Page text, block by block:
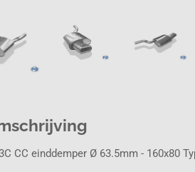
CC einddemper Ø 63.5mm - 160x80